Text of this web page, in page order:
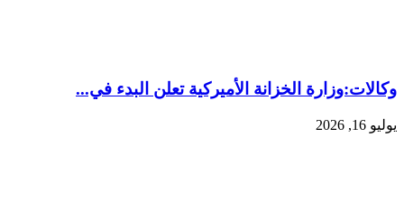
وكالات:‏وزارة الخزانة الأميركية تعلن البدء في...
يوليو 16, 2026